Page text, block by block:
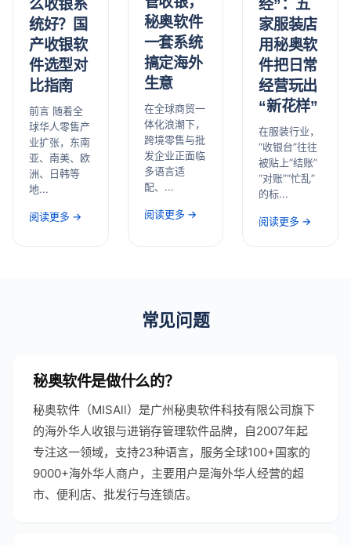
么收银系
统好？国
产收银软
件选型对
比指南
前言 随着全
球华人零售产
业扩张，东南
亚、南美、欧
洲、日韩等
地...
阅读更多 →
秘奥软件
一套系统
搞定海外
生意
在全球商贸一
体化浪潮下，
跨境零售与批
发企业正面临
多语言适
配、...
阅读更多 →
经”：五
家服装店
用秘奥软
件把日常
经营玩出
“新花样”
在服装行业，
“收银台”往往
被贴上“结账”
“对账”“忙乱”
的标...
阅读更多 →
常见问题
秘奥软件是做什么的？
秘奥软件（MISAll）是广州秘奥软件科技有限公司旗下
的海外华人收银与进销存管理软件品牌，自2007年起
专注这一领域，支持23种语言，服务全球100+国家的
9000+海外华人商户，主要用户是海外华人经营的超
市、便利店、批发行与连锁店。